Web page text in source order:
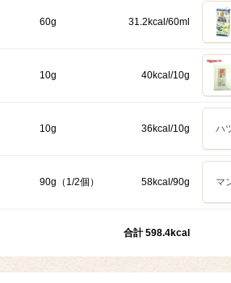
60g 31.2kcal/60ml
10g 40kcal/10g
10g 36kcal/10g ハ
90g（1/2個） 58kcal/90g マ
合計 598.4kcal